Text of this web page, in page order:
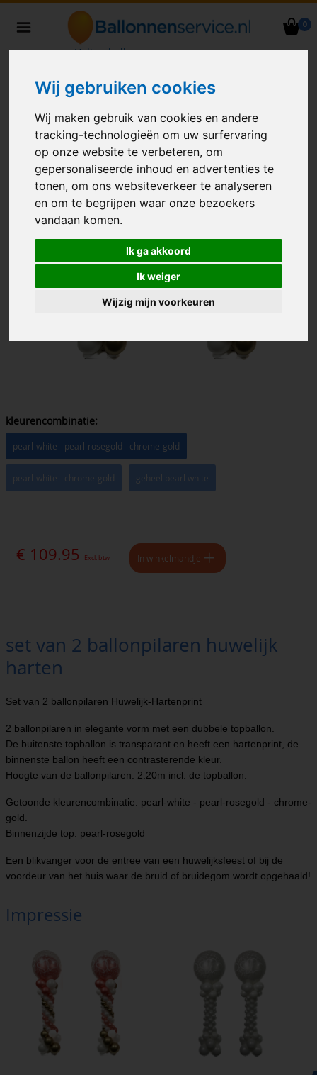
Wij gebruiken cookies
Wij maken gebruik van cookies en andere
tracking-technologieën om uw surfervaring
op onze website te verbeteren, om
gepersonaliseerde inhoud en advertenties te
tonen, om ons websiteverkeer te analyseren
en om te begrijpen waar onze bezoekers
vandaan komen.
Ik ga akkoord
Ik weiger
Wijzig mijn voorkeuren
0
Heliumballonnen en
kleurencombinatie:
pearl-white - pearl-rosegold - chrome-gold
pearl-white - chrome-gold geheel pearl white
€ 109.95 Excl. btw In winkelmandje
set van 2 ballonpilaren huwelijk
harten
Set van 2 ballonpilaren Huwelijk-Hartenprint
2 ballonpilaren in elegante vorm met een dubbele topballon.
De buitenste topballon is transparant en heeft een hartenprint, de
binnenste ballon heeft een contrasterende kleur.
Hoogte van de ballonpilaren: 2.20m incl. de topballon.
Getoonde kleurencombinatie: pearl-white - pearl-rosegold - chrome-
gold.
Binnenzijde top: pearl-rosegold
Een blikvanger voor de entree van een huwelijksfeest of bij de
voordeur van het huis waar de bruid of bruidegom wordt opgehaald!
Impressie